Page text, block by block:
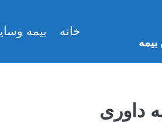
بیمه
خانه بیمه
داوری